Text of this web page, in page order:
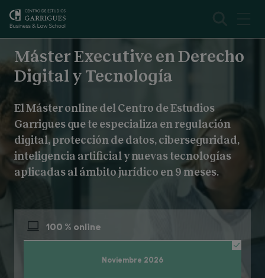
Máster Executive en Derecho
Digital y Tecnología
El Máster online del Centro de Estudios
Garrigues que te especializa en regulación
digital, protección de datos, ciberseguridad,
inteligencia artificial y nuevas tecnologías
aplicadas al ámbito jurídico en 9 meses.
100 % online
Noviembre 2026
Presentación